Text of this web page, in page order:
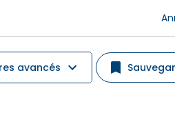
avancés